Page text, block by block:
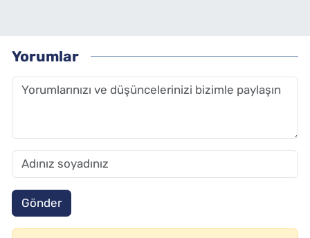
Yorumlar
Gönder